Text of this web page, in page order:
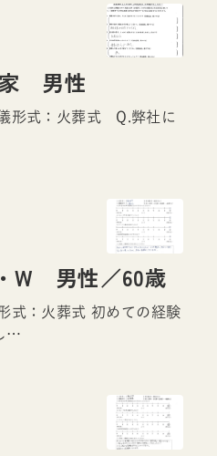
家 男性
形式：火葬式 Q.弊社に
W 男性／60歳
式：火葬式 初めての経験
…